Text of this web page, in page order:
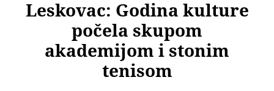
Leskovac: Godina kulture
počela skupom
akademijom i stonim
tenisom